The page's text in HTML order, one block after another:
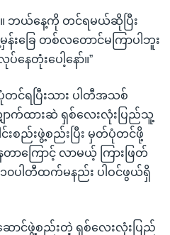
။ ဘယ်နေ့ကို တင်ရမယ်ဆိုပြီး
န်းခြေ တစ်လတောင်မကြာပါဘူး
နေတုံးပေါ့နော်။”
င်ရပြီးသား ပါတီအသစ်
ောက်ထားဆဲ ရှစ်လေးလုံးပြည်သူ့
င်းစည်းဖွဲ့စည်းပြီး မှတ်ပုံတင်ဖို့
ာကြောင့် လာမယ့် ကြားဖြတ်
၀ပါတီထက်မနည်း ပါဝင်ဖွယ်ရှိ
ာင်ဖွဲ့စည်းတဲ့ ရှစ်လေးလုံးပြည်